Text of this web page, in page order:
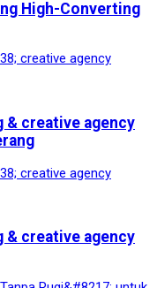
High-Converting
& creative agency
& creative agency